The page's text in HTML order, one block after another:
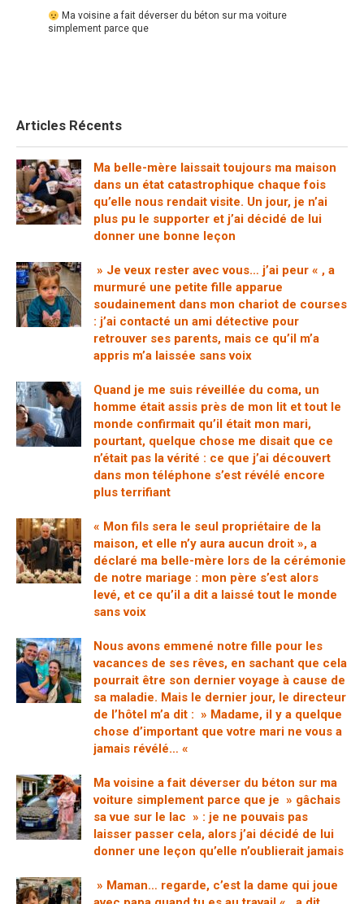
Ma voisine a fait déverser du béton sur ma voiture
simplement parce que
Articles Récents
Ma belle-mère laissait toujours ma maison
dans un état catastrophique chaque fois
qu’elle nous rendait visite. Un jour, je n’ai
plus pu le supporter et j’ai décidé de lui
donner une bonne leçon
» Je veux rester avec vous… j’ai peur « , a
murmuré une petite fille apparue
soudainement dans mon chariot de courses
: j’ai contacté un ami détective pour
retrouver ses parents, mais ce qu’il m’a
appris m’a laissée sans voix
Quand je me suis réveillée du coma, un
homme était assis près de mon lit et tout le
monde confirmait qu’il était mon mari,
pourtant, quelque chose me disait que ce
n’était pas la vérité : ce que j’ai découvert
dans mon téléphone s’est révélé encore
plus terrifiant
« Mon fils sera le seul propriétaire de la
maison, et elle n’y aura aucun droit », a
déclaré ma belle-mère lors de la cérémonie
de notre mariage : mon père s’est alors
levé, et ce qu’il a dit a laissé tout le monde
sans voix
Nous avons emmené notre fille pour les
vacances de ses rêves, en sachant que cela
pourrait être son dernier voyage à cause de
sa maladie. Mais le dernier jour, le directeur
de l’hôtel m’a dit : » Madame, il y a quelque
chose d’important que votre mari ne vous a
jamais révélé… «
Ma voisine a fait déverser du béton sur ma
voiture simplement parce que je » gâchais
sa vue sur le lac » : je ne pouvais pas
laisser passer cela, alors j’ai décidé de lui
donner une leçon qu’elle n’oublierait jamais
» Maman… regarde, c’est la dame qui joue